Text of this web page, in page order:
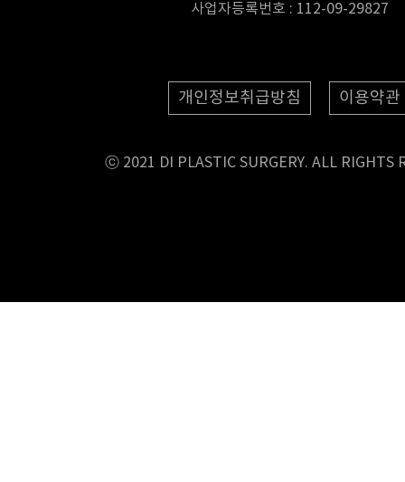
사업자등록번호 : 112-09-29827
개인정보취급방침 이용약관
ⓒ 2021 DI PLASTIC SURGERY. ALL RIGHTS